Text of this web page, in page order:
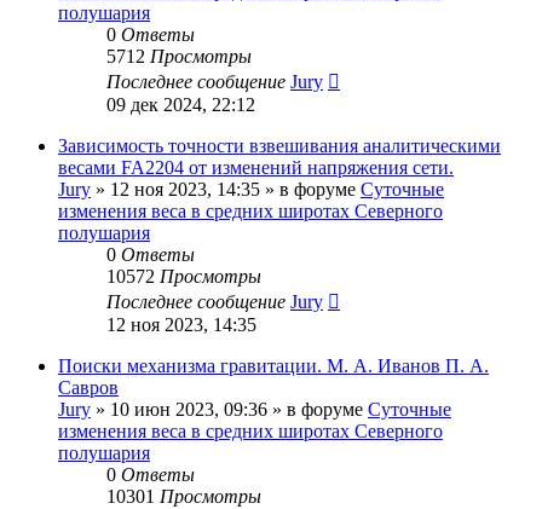
полушария
0 Ответы
5712 Просмотры
Последнее сообщение Jury
09 дек 2024, 22:12
Зависимость точности взвешивания аналитическими
весами FA2204 от изменений напряжения сети.
Jury » 12 ноя 2023, 14:35 » в форуме Суточные
изменения веса в средних широтах Северного
полушария
0 Ответы
10572 Просмотры
Последнее сообщение Jury
12 ноя 2023, 14:35
Поиски механизма гравитации. М. А. Иванов П. А.
Савров
Jury » 10 июн 2023, 09:36 » в форуме Суточные
изменения веса в средних широтах Северного
полушария
0 Ответы
10301 Просмотры